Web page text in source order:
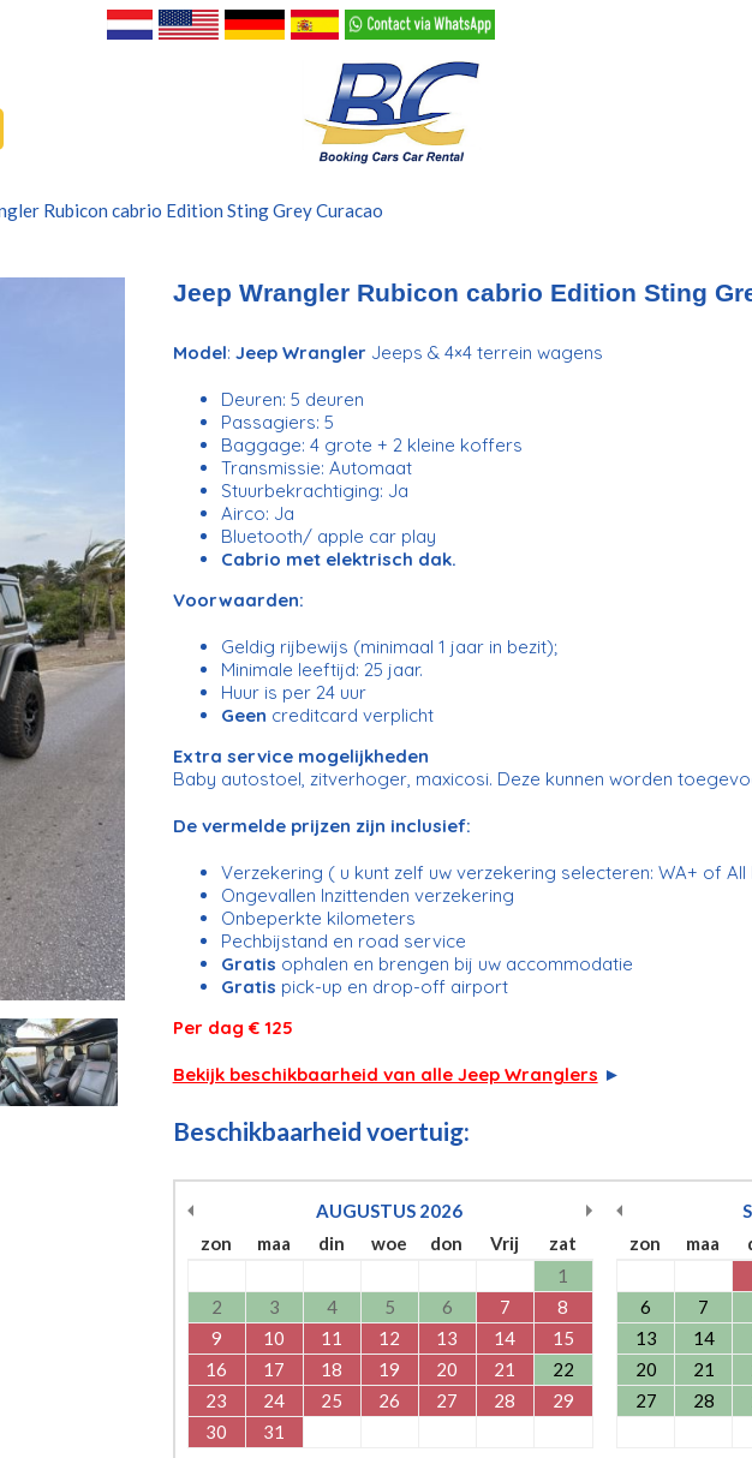
Rubicon cabrio Edition Sting Grey Curacao
Jeep Wrangler Rubicon cabrio Edition Sting
Model: Jeep Wrangler Jeeps & 4×4 terrein wagens
Deuren: 5 deuren
Passagiers: 5
Baggage: 4 grote + 2 kleine koffers
Transmissie: Automaat
Stuurbekrachtiging: Ja
Airco: Ja
Bluetooth/ apple car play
Cabrio met elektrisch dak.
Voorwaarden:
Geldig rijbewijs (minimaal 1 jaar in bezit);
Minimale leeftijd: 25 jaar.
Huur is per 24 uur
Geen creditcard verplicht
Extra service mogelijkheden
Baby autostoel, zitverhoger, maxicosi. Deze kunnen worden
De vermelde prijzen zijn inclusief:
Verzekering ( u kunt zelf uw verzekering selecteren: WA+ of All
Ongevallen Inzittenden verzekering
Onbeperkte kilometers
Pechbijstand en road service
Gratis ophalen en brengen bij uw accommodatie
Gratis pick-up en drop-off airport
Per dag € 125
Bekijk beschikbaarheid van alle Jeep Wranglers ►
Beschikbaarheid voertuig:
AUGUSTUS 2026
zon
maa din woe don Vrij
zat
1
2
3 4 5 6 7
8
9
10 11 12 13 14
15
16
17 18 19 20 21
22
23
24 25 26 27 28
29
30
31
zon
maa
6
7
13
14
20
21
27
28